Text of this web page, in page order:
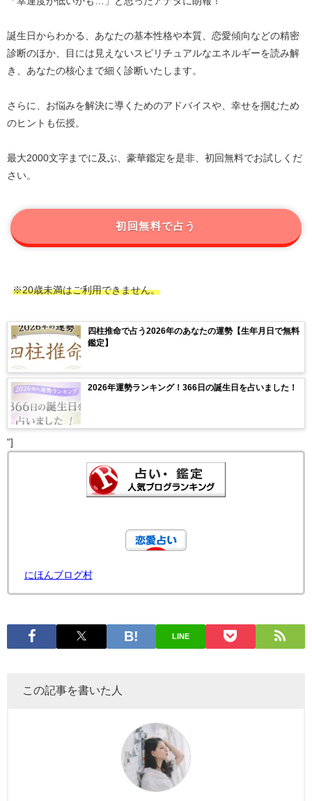
誕生日からわかる、あなたの基本性格や本質、恋愛傾向などの精密
診断のほか、目には見えないスピリチュアルなエネルギーを読み解
き、あなたの核心まで細く診断いたします。
さらに、お悩みを解決に導くためのアドバイスや、幸せを掴むため
のヒントも伝授。
最大2000文字までに及ぶ、豪華鑑定を是非、初回無料でお試しくだ
さい。
初回無料で占う
※20歳未満はご利用できません。
四柱推命で占う2026年のあなたの運勢【生年月日で無料
鑑定】
2026年運勢ランキング！366日の誕生日を占いました！
"]
にほんブログ村
LINE
この記事を書いた人